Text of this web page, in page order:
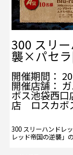
300 スリ
襲×パセ
開催期間：
開催店舗：
ボス池袋西
店 ロスカボ
300 スリーハンドレ
レッド帝国の逆襲」